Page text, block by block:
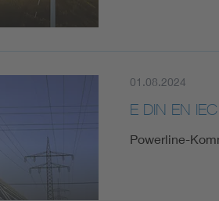
01.08.2024
E DIN EN
Powerline-